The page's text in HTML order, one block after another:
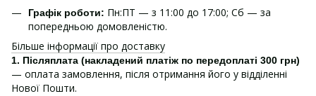
Графік роботи: Пн:ПТ — з 11:00 до 17:00; Сб — за
попередньою домовленістю.
Більше інформації про доставку
1. Післяплата (накладений платіж по передоплаті 300 грн)
— оплата замовлення, після отримання його у відділенні
Нової Пошти.